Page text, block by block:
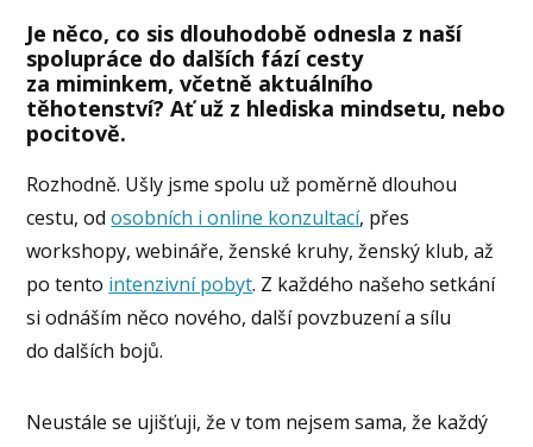
Je něco, co sis dlouhodobě odnesla z naší
spolupráce do dalších fází cesty
za miminkem, včetně aktuálního
těhotenství? Ať už z hlediska mindsetu, nebo
pocitově.
Rozhodně. Ušly jsme spolu už poměrně dlouhou
cestu, odosobních i online konzultací, přes
workshopy, webináře, ženské kruhy, ženský klub, až
po tento intenzivní pobyt. Z každého našeho setkání
si odnáším něco nového, další povzbuzení a sílu
do dalších bojů.
Neustále se ujišťuji, že v tom nejsem sama, že každý